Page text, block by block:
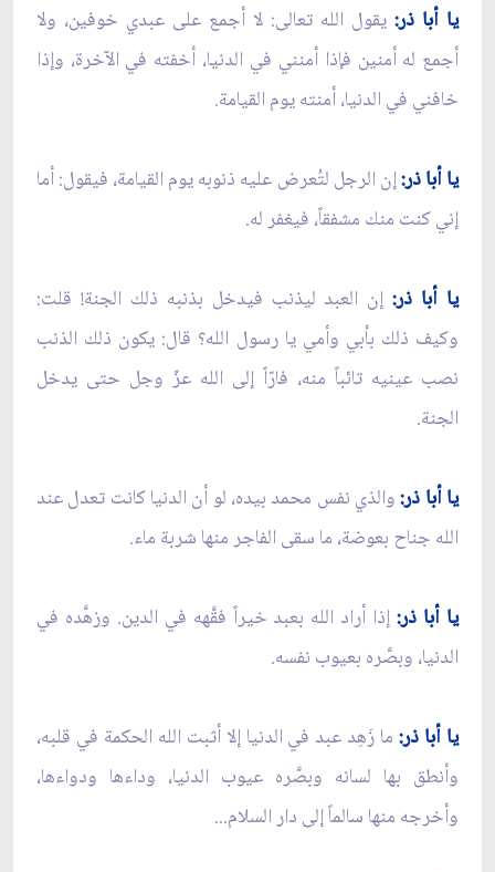
يا أبا ذر: يقول الله تعالى: لا أجمع على عبدي خوفين، ولا
أجمع له أمنين فإذا أمنني في الدنيا، أخفته في الآخرة، وإذا
خافني في الدنيا، أمنته يوم القيامة.
يا أبا ذر:إن الرجل لتُعرض عليه ذنوبه يوم القيامة، فيقول: أما
إني كنت منك مشفقاً، فيغفر له.
يا أبا ذر:إن العبد ليذنب فيدخل بذنبه ذلك الجنة! قلت:
وكيف ذلك بأبي وأمي يا رسول الله؟ قال: يكون ذلك الذنب
نصب عينيه تائباً منه، فارّاً إلى الله عزّ وجل حتى يدخل
الجنة.
يا أبا ذر:والذي نفس محمد بيده، لو أن الدنيا كانت تعدل عند
الله جناح بعوضة، ما سقى الفاجر منها شربة ماء.
يا أبا ذر: إذا أراد الله بعبد خيراً فقَّهه في الدين. وزهَّده في
الدنيا، وبصَّره بعيوب نفسه.
يا أبا ذر:ما زَهِد عبد في الدنيا إلا أثبت الله الحكمة في قلبه،
وأنطق بها لسانه وبصَّره عيوب الدنيا، وداءها ودواءها،
وأخرجه منها سالماً إلى دار السلام...